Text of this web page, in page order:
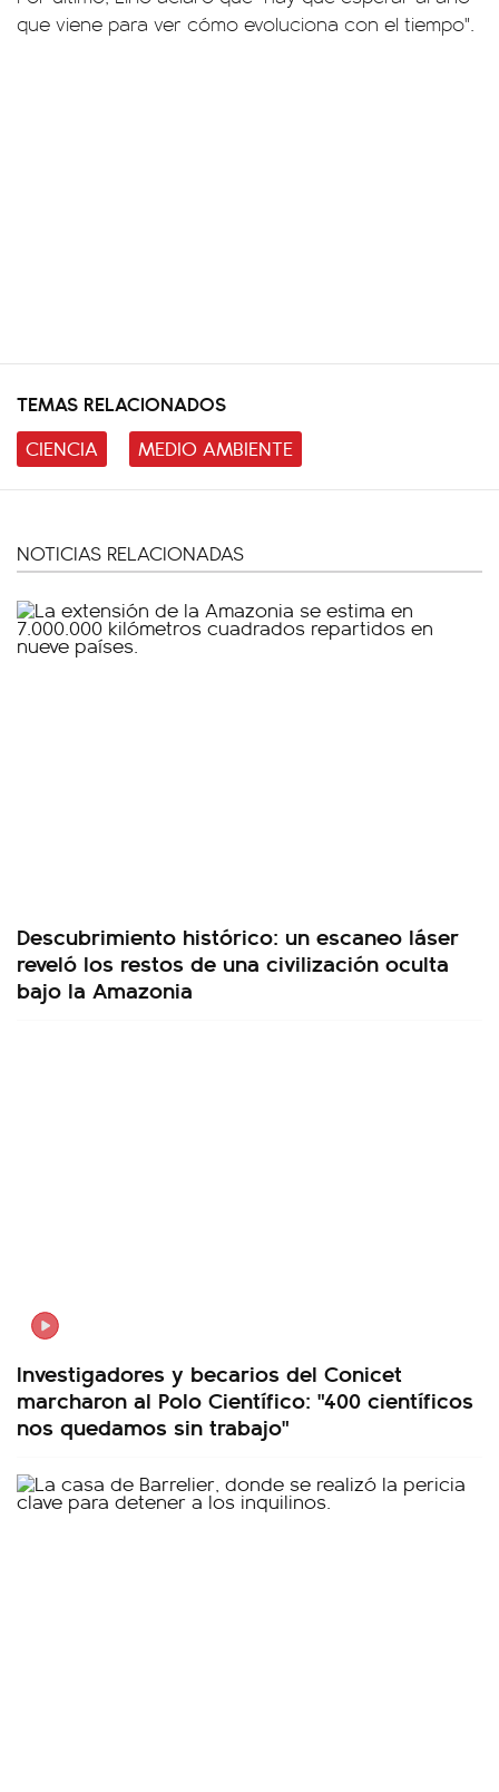
que viene para ver cómo evoluciona con el tiempo".
TEMAS RELACIONADOS
CIENCIA
MEDIO AMBIENTE
NOTICIAS RELACIONADAS
Descubrimiento histórico: un escaneo láser
reveló los restos de una civilización oculta
bajo la Amazonia
Investigadores y becarios del Conicet
marcharon al Polo Científico: "400 científicos
nos quedamos sin trabajo"